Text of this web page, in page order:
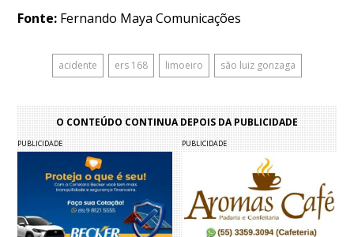
Fonte: Fernando Maya Comunicações
acidente ers 168 limoeiro são luiz gonzaga
O CONTEÚDO CONTINUA DEPOIS DA PUBLICIDADE
PUBLICIDADE PUBLICIDADE